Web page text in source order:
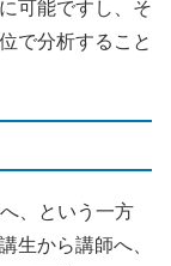
可能ですし、そ
で分析すること
、という一方
生から講師へ、